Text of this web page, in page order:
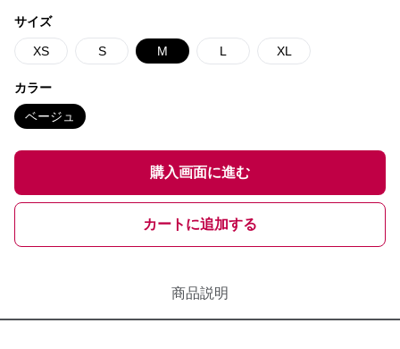
サイズ
XS S M L XL
カラー
ベージュ
購入画面に進む
カートに追加する
商品説明